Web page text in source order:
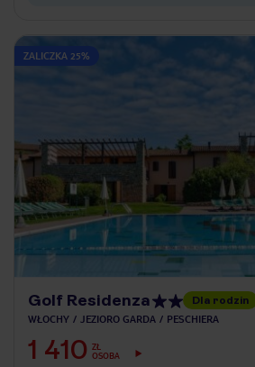
ZALICZKA 25%
Golf Residenza Dla rodzin
WŁOCHY JEZIORO GARDA PESCHIERA
1 410 ZŁ
OSOBA